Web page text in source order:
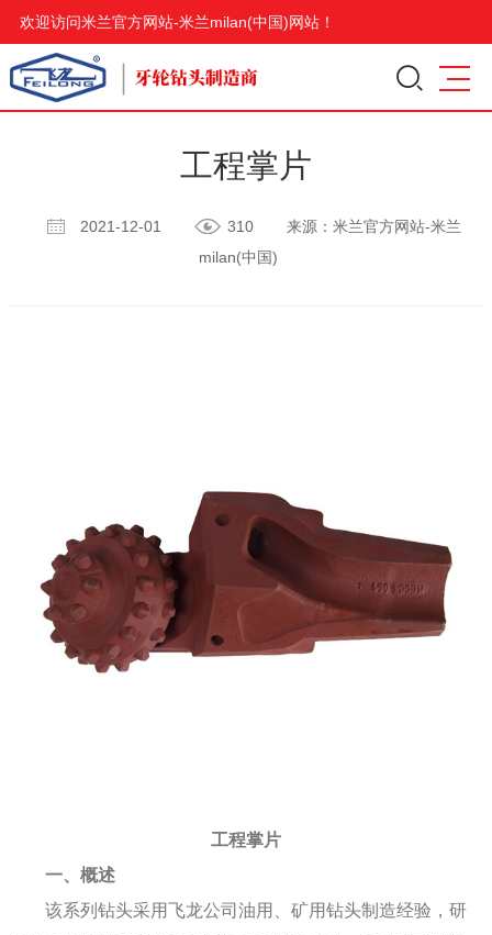
欢迎访问米兰官方网站-米兰milan(中国)网站！
工程掌片
2021-12-01 310
来源：米兰官方网站-米兰
milan(中国)
工程掌片
一、概述
该系列钻头采用飞龙公司油用、矿用钻头制造经验，研